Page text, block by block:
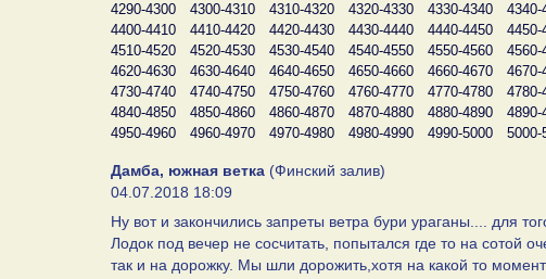
4290-4300
4300-4310 4310-4320 4320-4330 4330-4340 4340-
4400-4410
4410-4420 4420-4430 4430-4440 4440-4450 4450-
4510-4520
4520-4530 4530-4540 4540-4550 4550-4560 4560-
4620-4630
4630-4640 4640-4650 4650-4660 4660-4670 4670-
4730-4740
4740-4750 4750-4760 4760-4770 4770-4780 4780-
4840-4850
4850-4860 4860-4870 4870-4880 4880-4890 4890-
4950-4960
4960-4970 4970-4980 4980-4990 4990-5000 5000-
Дамба, южная ветка (Финский залив)
04.07.2018 18:09
Ну вот и закончились запреты ветра бури ураганы.... для
Лодок под вечер не сосчитать, попытался где то на сотой
так и на дорожку. Мы шли дорожить,хотя на какой то